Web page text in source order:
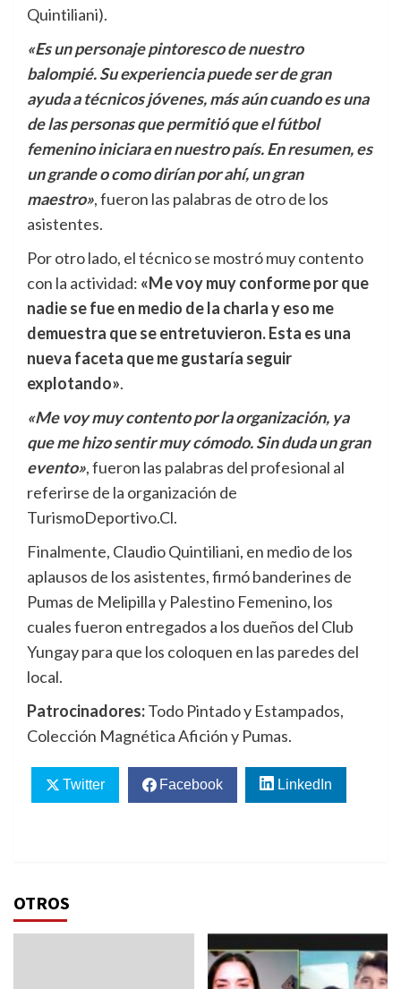
Quintiliani).
«Es un personaje pintoresco de nuestro
balompié. Su experiencia puede ser de gran
ayuda a técnicos jóvenes, más aún cuando es una
de las personas que permitió que el fútbol
femenino iniciara en nuestro país. En resumen, es
un grande o como dirían por ahí, un gran
maestro», fueron las palabras de otro de los
asistentes.
Por otro lado, el técnico se mostró muy contento
con la actividad: «Me voy muy conforme por que
nadie se fue en medio de la charla y eso me
demuestra que se entretuvieron. Esta es una
nueva faceta que me gustaría seguir
explotando».
«Me voy muy contento por la organización, ya
que me hizo sentir muy cómodo. Sin duda un gran
evento», fueron las palabras del profesional al
referirse de la organización de
TurismoDeportivo.Cl.
Finalmente, Claudio Quintiliani, en medio de los
aplausos de los asistentes, firmó banderines de
Pumas de Melipilla y Palestino Femenino, los
cuales fueron entregados a los dueños del Club
Yungay para que los coloquen en las paredes del
local.
Patrocinadores:Todo Pintado y Estampados,
Colección Magnética Afición y Pumas.
Twitter Facebook LinkedIn
OTROS